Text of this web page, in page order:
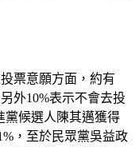
票意願方面，約有
外10%表示不會去投
黨候選人陳其邁獲得
，至於民眾黨吳益政